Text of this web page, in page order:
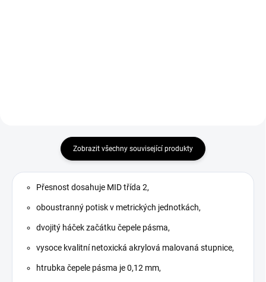
Zobrazit všechny související produkty
Přesnost dosahuje MID třída 2,
oboustranný potisk v metrických jednotkách,
dvojitý háček začátku čepele pásma,
vysoce kvalitní netoxická akrylová malovaná stupnice,
htrubka čepele pásma je 0,12 mm,